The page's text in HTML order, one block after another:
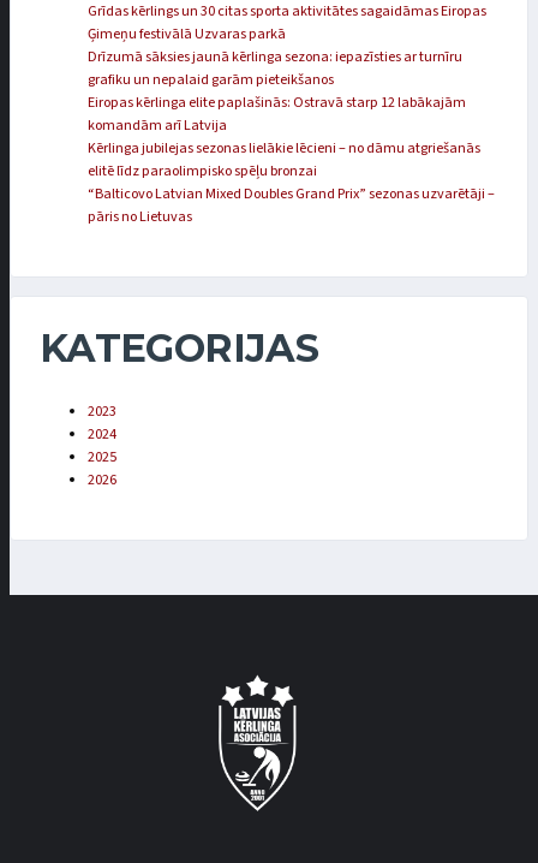
Grīdas kērlings un 30 citas sporta aktivitātes sagaidāmas Eiropas
Ģimeņu festivālā Uzvaras parkā
Drīzumā sāksies jaunā kērlinga sezona: iepazīsties ar turnīru
grafiku un nepalaid garām pieteikšanos
Eiropas kērlinga elite paplašinās: Ostravā starp 12 labākajām
komandām arī Latvija
Kērlinga jubilejas sezonas lielākie lēcieni – no dāmu atgriešanās
elitē līdz paraolimpisko spēļu bronzai
“Balticovo Latvian Mixed Doubles Grand Prix” sezonas uzvarētāji –
pāris no Lietuvas
KATEGORIJAS
2023
2024
2025
2026